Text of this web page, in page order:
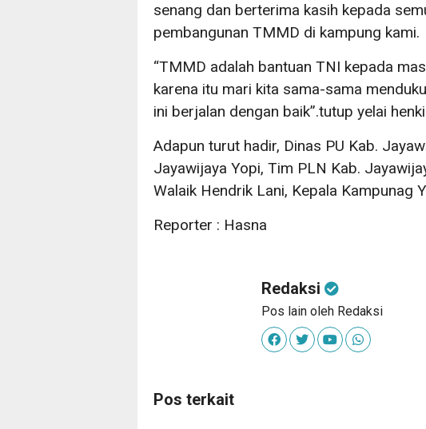
senang dan berterima kasih kepada
pembangunan TMMD di kampung kami.
“TMMD adalah bantuan TNI kepada
karena itu mari kita sama-sama
ini berjalan dengan baik”.tutup yelai henki
Adapun turut hadir, Dinas PU Kab.
Jayawijaya Yopi, Tim PLN Kab.
Walaik Hendrik Lani, Kepala Kampunag
Reporter : Hasna
Redaksi
Pos lain oleh Redaksi
Pos terkait